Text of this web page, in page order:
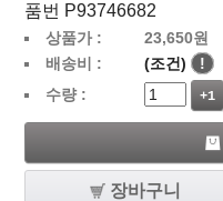
품번 P93746682
상품가 : 23,650원
배송비 :
(조건) !
수량 :
+1
장바구니